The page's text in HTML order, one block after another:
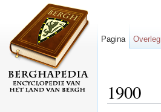
1900
Pagina Overleg